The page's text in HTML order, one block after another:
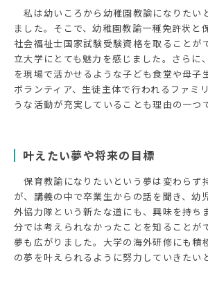
私は幼いころから幼稚園教諭になりたい
ました。そこで、幼稚園教諭一種免許状と
社会福祉士国家試験受験資格を取ることが
立大学にとても魅力を感じました。さらに
を現場で活かせるような子ども食堂や母子
ボランティア、生徒主体で行われるファミ
うな活動が充実していることも理由の一つ
叶えたい夢や将来の目標
保育教諭になりたいという夢は変わらず
が、講義の中で卒業生からの話を聞き、幼
外協力隊という新たな道にも、興味を持ち
分では考えられなかったことを知ることが
夢も広がりました。大学の海外研修にも積
の夢を叶えられるように努力していきたい